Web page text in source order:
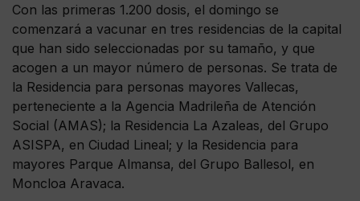
Con las primeras 1.200 dosis, el domingo se
comenzará a vacunar en tres residencias de la capital
que han sido seleccionadas por su tamaño, y que
acogen a un mayor número de personas. Se trata de
la Residencia para personas mayores Vallecas,
perteneciente a la Agencia Madrileña de Atención
Social (AMAS); la Residencia La Azaleas, del Grupo
ASISPA, en Ciudad Lineal; y la Residencia para
mayores Parque Almansa, del Grupo Ballesol, en
Moncloa Aravaca.